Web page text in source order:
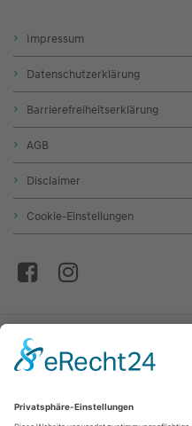
Impressum
Datenschutzerklärung
Barrierefreiheitserklärung
AGB
Disclaimer
Cookie-Einstellungen
© Autohaus Stanglmair